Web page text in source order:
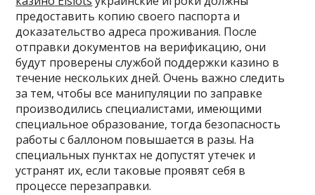
предоставить копию своего паспорта и
доказательство адреса проживания. После
отправки документов на верификацию, они
будут проверены службой поддержки казино в
течение нескольких дней. Очень важно следить
за тем, чтобы все манипуляции по заправке
производились специалистами, имеющими
специальное образование, тогда безопасность
работы с баллоном повышается в разы. На
специальных пунктах не допустят утечек и
устранят их, если таковые проявят себя в
процессе перезаправки.